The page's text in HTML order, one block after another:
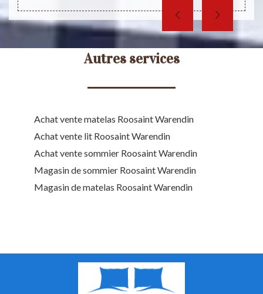
Autres services
Achat vente matelas Roosaint Warendin
Achat vente lit Roosaint Warendin
Achat vente sommier Roosaint Warendin
Magasin de sommier Roosaint Warendin
Magasin de matelas Roosaint Warendin